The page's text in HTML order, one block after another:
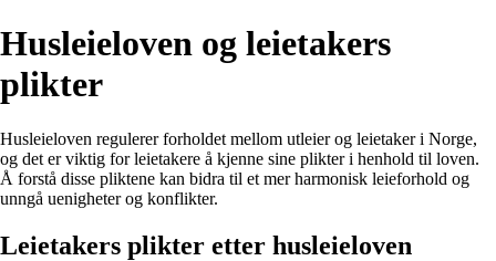
Husleieloven og leietakers
plikter
Husleieloven regulerer forholdet mellom utleier og leietaker i Norge,
og det er viktig for leietakere å kjenne sine plikter i henhold til loven.
Å forstå disse pliktene kan bidra til et mer harmonisk leieforhold og
unngå uenigheter og konflikter.
Leietakers plikter etter husleieloven